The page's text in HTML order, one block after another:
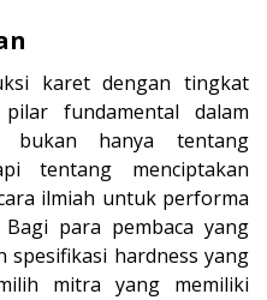
karet dengan tingkat
fundamental dalam
bukan hanya tentang
tentang menciptakan
ilmiah untuk performa
para pembaca yang
spesifikasi hardness yang
mitra yang memiliki